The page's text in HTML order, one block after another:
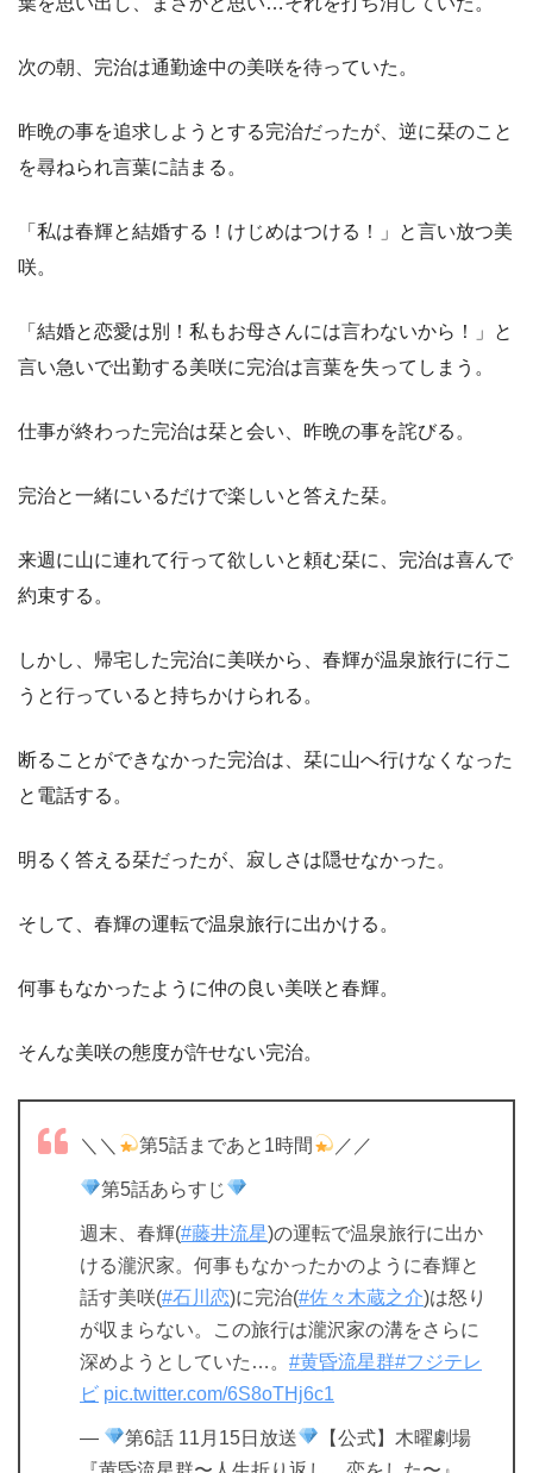
次の朝、完治は通勤途中の美咲を待っていた。
昨晩の事を追求しようとする完治だったが、逆に栞のこと
を尋ねられ言葉に詰まる。
「私は春輝と結婚する！けじめはつける！」と言い放つ美
咲。
「結婚と恋愛は別！私もお母さんには言わないから！」と
言い急いで出勤する美咲に完治は言葉を失ってしまう。
仕事が終わった完治は栞と会い、昨晩の事を詫びる。
完治と一緒にいるだけで楽しいと答えた栞。
来週に山に連れて行って欲しいと頼む栞に、完治は喜んで
約束する。
しかし、帰宅した完治に美咲から、春輝が温泉旅行に行こ
うと行っていると持ちかけられる。
断ることができなかった完治は、栞に山へ行けなくなった
と電話する。
明るく答える栞だったが、寂しさは隠せなかった。
そして、春輝の運転で温泉旅行に出かける。
何事もなかったように仲の良い美咲と春輝。
そんな美咲の態度が許せない完治。
＼＼ 第5話まであと1時間 ／／
第5話あらすじ
週末、春輝(#藤井流星)の運転で温泉旅行に出か
ける瀧沢家。何事もなかったかのように春輝と
話す美咲(#石川恋)に完治(#佐々木蔵之介)は怒り
が収まらない。この旅行は瀧沢家の溝をさらに
深めようとしていた…。 #黄昏流星群#フジテレ
ビ pic.twitter.com/6S8oTHj6c1
— 第6話 11月15日放送
【公式】木曜劇場